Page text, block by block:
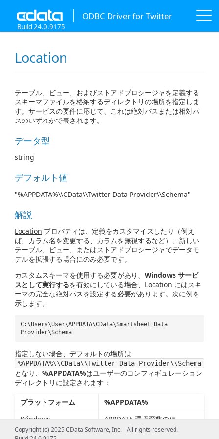
ODBC Driver for Twitter
Build 24.0.9175
Location
テーブル、ビュー、およびストアドプロシージャを定義する
スキーマファイルを格納するディレクトリの場所を指定しま
す。サービスの要件に応じて、これは絶対パスまたは相対パ
スのいずれかで表されます。
データ型
string
デフォルト値
"%APPDATA%\\CData\\Twitter Data Provider\\Schema"
解説
Location プロパティは、定義をカスタマイズしたり（例え
ば、カラム名を変更する、カラムを無視するなど）、新しい
テーブル、ビュー、またはストアドプロシージャでデータモ
デルを拡張する場合にのみ必要です。
カスタムスキーマを使用する必要があり、 Windows サービ
スとして実行するを有効にしている場合、 Location にはスキ
ーマの完全な絶対パスを設定する必要があります。次に例を
示します。
C:\Users\User\APPDATA\CData\Smartsheet Data
Provider\Schema
指定しない場合、デフォルトの場所は
%APPDATA%\\CData\\Twitter Data Provider\\Schema
となり、 %APPDATA%はユーザーのコンフィギュレーション
ディレクトリに設定されます：
プラットフォーム
%APPDATA%
Windows
APPDATA 環境変数の値
Mac
Copyright (c) 2025 CData Software, Inc. - All rights reserved.